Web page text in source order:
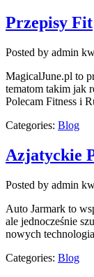
Przepisy Fit
Posted by admin
MagicalJune.pl to
tematom takim jak
Polecam Fitness i
Categories: Blog
Azjatyckie
Posted by admin
Auto Jarmark to
ale jednocześnie
nowych
Categories: Blog